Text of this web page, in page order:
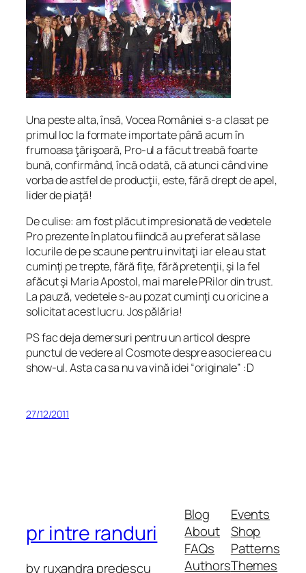
Una peste alta, însă, Vocea României s-a clasat pe
primul loc la formate importate până acum în
frumoasa ţărişoară, Pro-ul a făcut treabă foarte
bună, confirmând, încă o dată, că atunci când vine
vorba de astfel de producţii, este, fără drept de apel,
lider de piaţă!
De culise: am fost plăcut impresionată de vedetele
Pro prezente în platou fiindcă au preferat să lase
locurile de pe scaune pentru invitaţi iar ele au stat
cuminţi pe trepte, fără fiţe, fără pretenţii, şi la fel
afăcut şi Maria Apostol, mai marele PRilor din trust.
La pauză, vedetele s-au pozat cuminţi cu oricine a
solicitat acest lucru. Jos pălăria!
PS fac deja demersuri pentru un articol despre
punctul de vedere al Cosmote despre asocierea cu
show-ul. Asta ca sa nu va vină idei “originale” :D
27/12/2011
pr intre randuri
by ruxandra predescu
Blog
About
FAQs
Authors
Events
Shop
Patterns
Themes